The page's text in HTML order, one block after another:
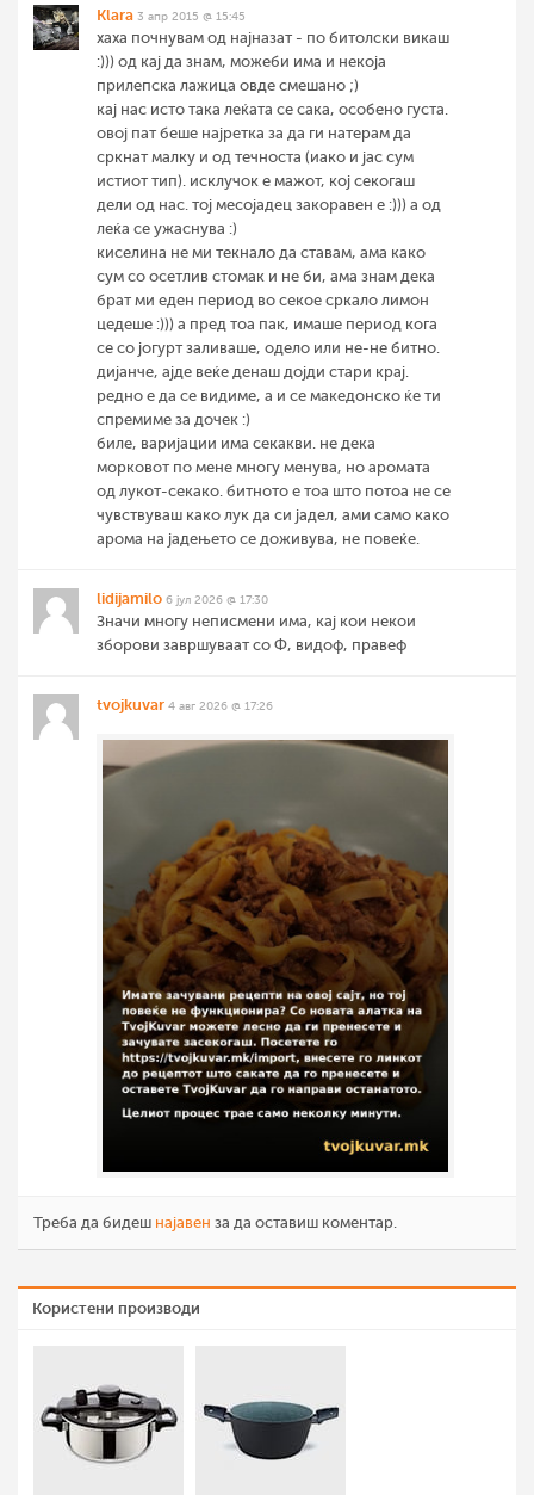
Klara 3 апр 2015 @ 15:45
хаха почнувам од најназат - по битолски викаш
:))) од кај да знам, можеби има и некоја
прилепска лажица овде смешано ;)
кај нас исто така леќата се сака, особено густа.
овој пат беше најретка за да ги натерам да
сркнат малку и од течноста (иако и јас сум
истиот тип). исклучок е мажот, кој секогаш
дели од нас. тој месојадец закоравен е :))) а од
леќа се ужаснува :)
киселина не ми текнало да ставам, ама како
сум со осетлив стомак и не би, ама знам дека
брат ми еден период во секое сркало лимон
цедеше :))) а пред тоа пак, имаше период кога
се со јогурт заливаше, одело или не-не битно.
дијанче, ајде веќе денаш дојди стари крај.
редно е да се видиме, а и се македонско ќе ти
спремиме за дочек :)
биле, варијации има секакви. не дека
морковот по мене многу менува, но аромата
од лукот-секако. битното е тоа што потоа не се
чувствуваш како лук да си јадел, ами само како
арома на јадењето се доживува, не повеќе.
lidijamilo 6 јул 2026 @ 17:30
Значи многу неписмени има, кај кои некои
зборови завршуваат со Ф, видоф, правеф
tvojkuvar 4 авг 2026 @ 17:26
Треба да бидеш најавен за да оставиш коментар.
Користени производи